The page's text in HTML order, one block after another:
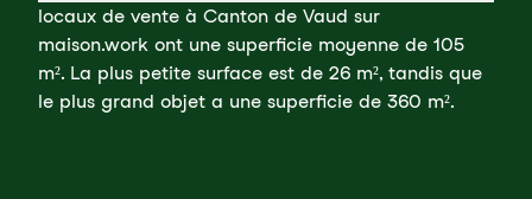
locaux de vente à Canton de Vaud sur
maison.work ont une superficie moyenne de 105
m². La plus petite surface est de 26 m², tandis que
le plus grand objet a une superficie de 360 m².